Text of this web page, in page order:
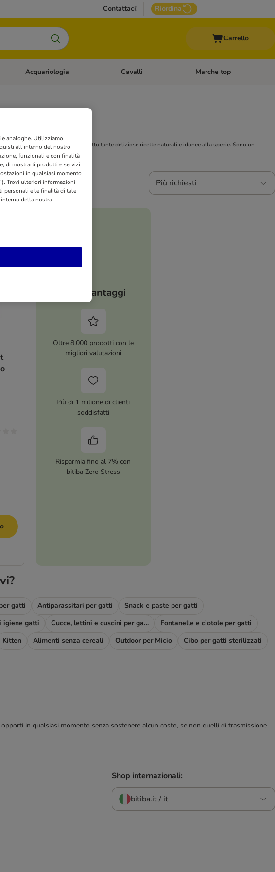
Contattaci! Riordina
Carrello
Apri Menù Categoria: Roditori & Uccelli
Acquariologia Apri Menù Categoria: Acquariologia
Cavalli Apri Menù Categoria: Cavalli
Marche top
alta qualità, per offrire al tuo gatto tante deliziose ricette naturali e idonee alla specie. Sono un
alimentari.
Più richiesti
I tuoi vantaggi
Oltre 8.000 prodotti con le
migliori valutazioni
Più di 1 milione di clienti
soddisfatti
Risparmia fino al 7% con
bitiba Zero Stress
gatti Antiparassitari per gatti
Snack e paste per gatti
igiene gatti Cucce, lettini e cuscini per gatti
Fontanelle e ciotole per gatti
Kitten Alimenti senza cereali Outdoor per Micio Cibo per gatti sterilizzati
in qualsiasi momento senza sostenere alcun costo, se non quelli di trasmissione
Shop internazionali:
bitiba.it / it
analoghe. Utilizziamo
all’interno del nostro
funzionali e con finalità
di mostrarti prodotti e servizi
in qualsiasi momento
Trovi ulteriori informazioni
personali e le finalità di tale
della nostra